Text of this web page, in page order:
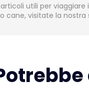
utili per viaggiare
cane, visitate la nostra